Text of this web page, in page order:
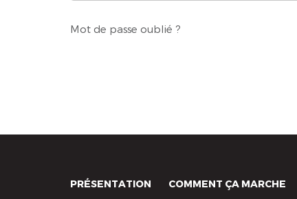
Mot de passe oublié ?
PRÉSENTATION COMMENT ÇA MARCHE